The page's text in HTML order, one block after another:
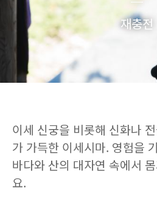
재충전
이세 신궁을 비롯해 신화나
가 가득한 이세시마. 영험을
바다와 산의 대자연 속에서
요.